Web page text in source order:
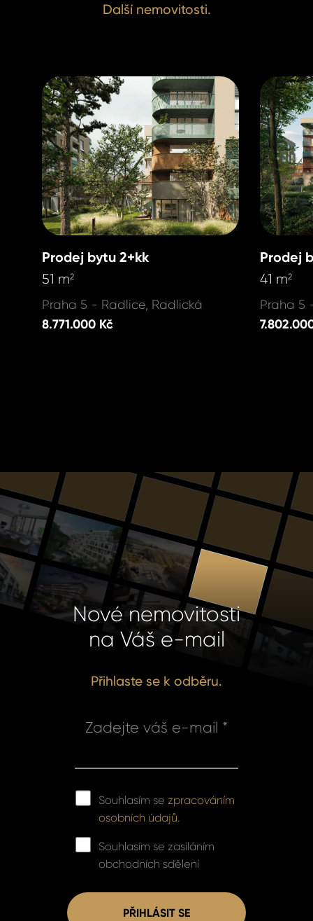
Další nemovitosti.
Prodej bytu 2+kk
51 m2
Praha 5 - Radlice, Radlická
8.771.000 Kč
Prodej
41 m2
Praha 5
Nové nemovitosti
na Váš e-mail
Přihlaste se k odběru.
Zadejte váš e-mail *
Souhlasím se zpracováním
osobních údajů.
Souhlasím se zasíláním
obchodních sdělení
PŘIHLÁSIT SE